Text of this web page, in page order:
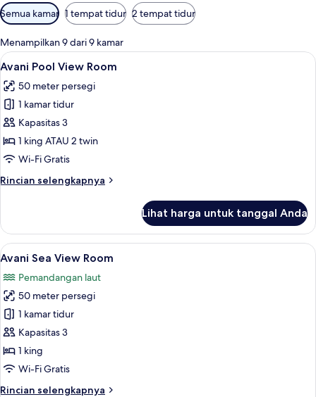
Filter
tersedia
untuk
kamar
Semua kamar 1 tempat tidur 2 tempat tidur
Menampilkan 9 dari 9 kamar
Lihat
semua
foto
untuk
Avani
Pool
View
Avani Pool View Room | Seprai
5
Avani Pool View Room
50 meter persegi
1 kamar tidur
Kapasitas 3
1 king ATAU 2 twin
Wi-Fi Gratis
Rincian selengkapnya
Rincian
Avani
Pool
View
Lihat harga untuk tanggal Anda
Lihat
semua
foto
untuk
Avani
Sea
View
Room
Avani Sea View Room |
6
Avani Sea View Room
Pemandangan laut
50 meter persegi
1 kamar tidur
Kapasitas 3
1 king
Wi-Fi Gratis
Rincian selengkapnya
Rincian